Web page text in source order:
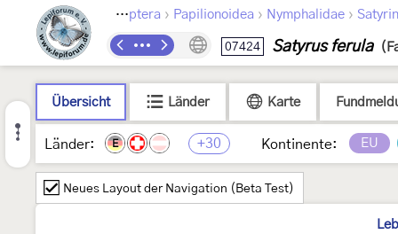
Lepidoptera › Papilionoidea › Nymphalidae ›
07424 Satyrus ferula
Übersicht Länder Karte
Länder: E +30 Kontinente: EU
Neues Layout der Navigation (Beta Test)